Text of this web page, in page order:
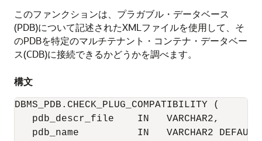
このファンクションは、プラガブル・データベース
(PDB)について記述されたXMLファイルを使用して、そ
のPDBを特定のマルチテナント・コンテナ・データベー
ス(CDB)に接続できるかどうかを調べます。
構文
DBMS_PDB.CHECK_PLUG_COMPATIBILITY (
   pdb_descr_file    IN   VARCHAR2,
pdb_name          IN   VARCHAR2